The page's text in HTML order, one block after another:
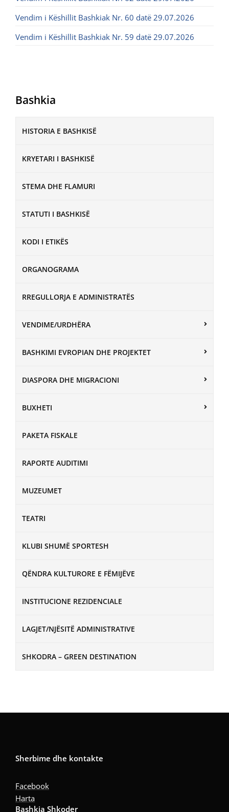
Bashkia
HISTORIA E BASHKISË
KRYETARI I BASHKISË
STEMA DHE FLAMURI
STATUTI I BASHKISË
KODI I ETIKËS
ORGANOGRAMA
RREGULLORJA E ADMINISTRATËS
VENDIME/URDHËRA
BASHKIMI EVROPIAN DHE PROJEKTET
DIASPORA DHE MIGRACIONI
BUXHETI
PAKETA FISKALE
RAPORTE AUDITIMI
MUZEUMET
TEATRI
KLUBI SHUMË SPORTESH
QËNDRA KULTURORE E FËMIJËVE
INSTITUCIONE REZIDENCIALE
LAGJET/NJËSITË ADMINISTRATIVE
SHKODRA – GREEN DESTINATION
Vendim i Këshillit Bashkiak Nr. 60 datë 29.07.2026
Vendim i Këshillit Bashkiak Nr. 59 datë 29.07.2026
Sherbime dhe kontakte
Facebook
Harta
Bashkia Shkoder